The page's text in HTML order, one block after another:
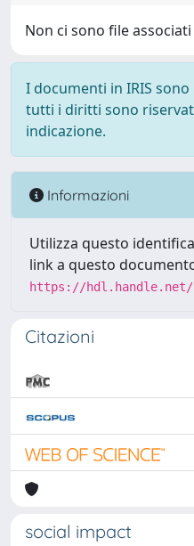
Non ci sono file
I documenti in IRIS
tutti i diritti sono
indicazione.
Informazioni
Utilizza questo
link a questo
https://hdl.handle.net/
Citazioni
social impact